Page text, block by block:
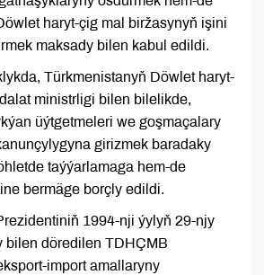
haryt-çig mal biržasynyň işini
maksady bilen kabul edildi.
Türkmenistanyň Döwlet haryt-
ministrligi bilen bilelikde,
üýtgetmeleri we goşmaçalary
girizmek baradaky
taýýarlamaga hem-de
bermäge borçly edildi.
1994-nji ýylyň 29-njy
bilen döredilen TDHÇMB
import amallaryny